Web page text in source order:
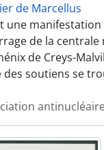
de Marcellus
une
de la centrale
de Creys-
soutiens se